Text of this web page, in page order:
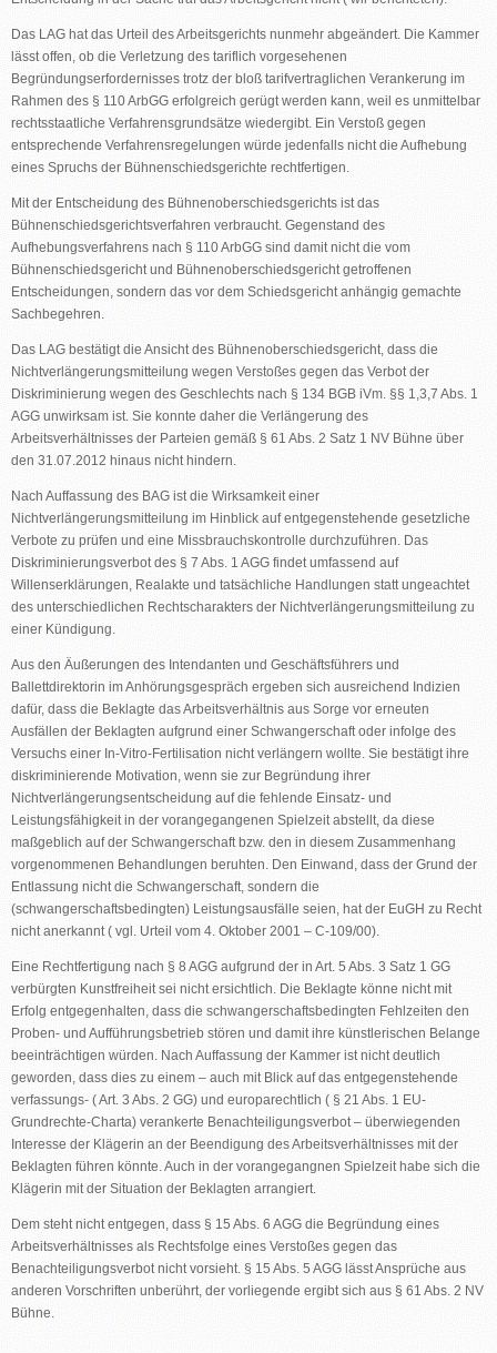
Das LAG hat das Urteil des Arbeitsgerichts nunmehr abgeändert. Die Kammer
lässt offen, ob die Verletzung des tariflich vorgesehenen
Begründungserfordernisses trotz der bloß tarifvertraglichen Verankerung im
Rahmen des § 110 ArbGG erfolgreich gerügt werden kann, weil es unmittelbar
rechtsstaatliche Verfahrensgrundsätze wiedergibt. Ein Verstoß gegen
entsprechende Verfahrensregelungen würde jedenfalls nicht die Aufhebung
eines Spruchs der Bühnenschiedsgerichte rechtfertigen.
Mit der Entscheidung des Bühnenoberschiedsgerichts ist das
Bühnenschiedsgerichtsverfahren verbraucht. Gegenstand des
Aufhebungsverfahrens nach § 110 ArbGG sind damit nicht die vom
Bühnenschiedsgericht und Bühnenoberschiedsgericht getroffenen
Entscheidungen, sondern das vor dem Schiedsgericht anhängig gemachte
Sachbegehren.
Das LAG bestätigt die Ansicht des Bühnenoberschiedsgericht, dass die
Nichtverlängerungsmitteilung wegen Verstoßes gegen das Verbot der
Diskriminierung wegen des Geschlechts nach § 134 BGB iVm. §§ 1,3,7 Abs. 1
AGG unwirksam ist. Sie konnte daher die Verlängerung des
Arbeitsverhältnisses der Parteien gemäß § 61 Abs. 2 Satz 1 NV Bühne über
den 31.07.2012 hinaus nicht hindern.
Nach Auffassung des BAG ist die Wirksamkeit einer
Nichtverlängerungsmitteilung im Hinblick auf entgegenstehende gesetzliche
Verbote zu prüfen und eine Missbrauchskontrolle durchzuführen. Das
Diskriminierungsverbot des § 7 Abs. 1 AGG findet umfassend auf
Willenserklärungen, Realakte und tatsächliche Handlungen statt ungeachtet
des unterschiedlichen Rechtscharakters der Nichtverlängerungsmitteilung zu
einer Kündigung.
Aus den Äußerungen des Intendanten und Geschäftsführers und
Ballettdirektorin im Anhörungsgespräch ergeben sich ausreichend Indizien
dafür, dass die Beklagte das Arbeitsverhältnis aus Sorge vor erneuten
Ausfällen der Beklagten aufgrund einer Schwangerschaft oder infolge des
Versuchs einer In-Vitro-Fertilisation nicht verlängern wollte. Sie bestätigt ihre
diskriminierende Motivation, wenn sie zur Begründung ihrer
Nichtverlängerungsentscheidung auf die fehlende Einsatz- und
Leistungsfähigkeit in der vorangegangenen Spielzeit abstellt, da diese
maßgeblich auf der Schwangerschaft bzw. den in diesem Zusammenhang
vorgenommenen Behandlungen beruhten. Den Einwand, dass der Grund der
Entlassung nicht die Schwangerschaft, sondern die
(schwangerschaftsbedingten) Leistungsausfälle seien, hat der EuGH zu Recht
nicht anerkannt ( vgl. Urteil vom 4. Oktober 2001 – C-109/00).
Eine Rechtfertigung nach § 8 AGG aufgrund der in Art. 5 Abs. 3 Satz 1 GG
verbürgten Kunstfreiheit sei nicht ersichtlich. Die Beklagte könne nicht mit
Erfolg entgegenhalten, dass die schwangerschaftsbedingten Fehlzeiten den
Proben- und Aufführungsbetrieb stören und damit ihre künstlerischen Belange
beeinträchtigen würden. Nach Auffassung der Kammer ist nicht deutlich
geworden, dass dies zu einem – auch mit Blick auf das entgegenstehende
verfassungs- ( Art. 3 Abs. 2 GG) und europarechtlich ( § 21 Abs. 1 EU-
Grundrechte-Charta) verankerte Benachteiligungsverbot – überwiegenden
Interesse der Klägerin an der Beendigung des Arbeitsverhältnisses mit der
Beklagten führen könnte. Auch in der vorangegangnen Spielzeit habe sich die
Klägerin mit der Situation der Beklagten arrangiert.
Dem steht nicht entgegen, dass § 15 Abs. 6 AGG die Begründung eines
Arbeitsverhältnisses als Rechtsfolge eines Verstoßes gegen das
Benachteiligungsverbot nicht vorsieht. § 15 Abs. 5 AGG lässt Ansprüche aus
anderen Vorschriften unberührt, der vorliegende ergibt sich aus § 61 Abs. 2 NV
Bühne.